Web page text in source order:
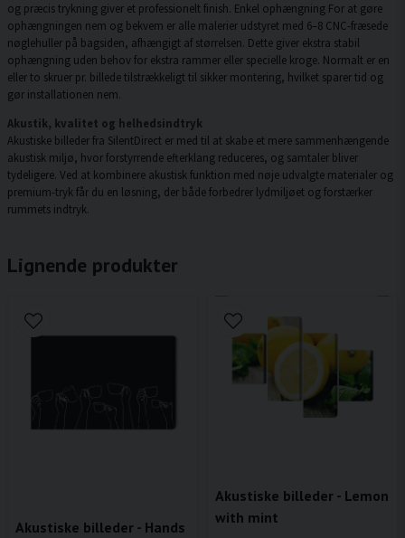
og præcis trykning giver et professionelt finish. Enkel ophængning For at gøre
ophængningen nem og bekvem er alle malerier udstyret med 6–8 CNC-fræsede
nøglehuller på bagsiden, afhængigt af størrelsen. Dette giver ekstra stabil
ophængning uden behov for ekstra rammer eller specielle kroge. Normalt er en
eller to skruer pr. billede tilstrækkeligt til sikker montering, hvilket sparer tid og
gør installationen nem.
Akustik, kvalitet og helhedsindtryk
Akustiske billeder fra SilentDirect er med til at skabe et mere sammenhængende
akustisk miljø, hvor forstyrrende efterklang reduceres, og samtaler bliver
tydeligere. Ved at kombinere akustisk funktion med nøje udvalgte materialer og
premium-tryk får du en løsning, der både forbedrer lydmiljøet og forstærker
rummets indtryk.
Lignende produkter
Akustiske billeder - Hands
Akustiske billeder - Lemon
with mint